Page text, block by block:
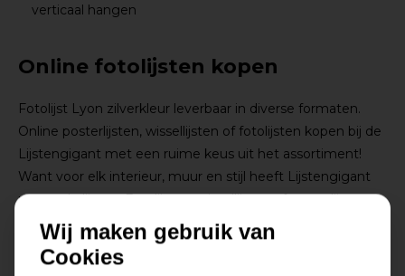
verticaal hangen
Online fotolijsten kopen
Fotolijst Lyon zilverkleur leverbaar in diverse formaten.
Online posterlijsten, wissellijsten of fotolijsten kopen bij de
Lijstengigant met een ruime keus uit het assortiment!
Want voor elk interieur, muur en stijl heeft Lijstengigant
passende lijsten. Fotolijsten, wissellijsten of posterlijsten,
wij hebben ze in ons assortiment. Modern, klassiek, glad of
met motief, een lichte of juist een donkere lijst, het is
allemaal mogelijk bij dé Lijstengigant van Nederland. De
Wij maken gebruik van
Cookies